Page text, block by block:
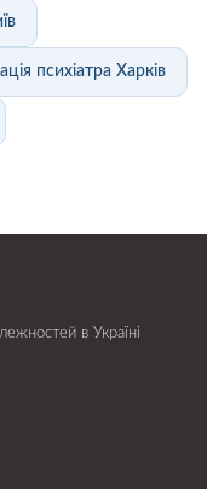
психіатра Харків
в Україні